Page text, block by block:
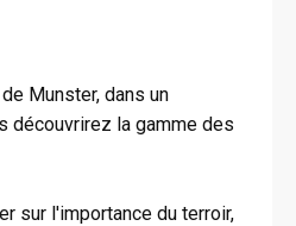
Munster, dans un
découvrirez la gamme des
sur l'importance du terroir,